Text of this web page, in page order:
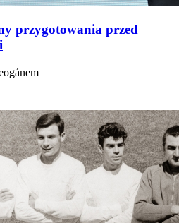
przygotowania przed